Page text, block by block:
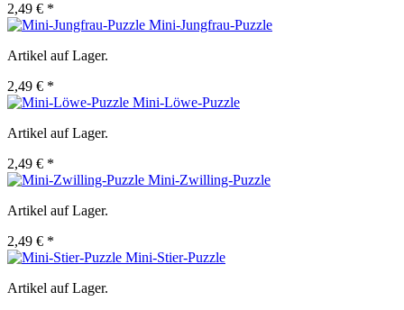
2,49 € *
Mini-Jungfrau-Puzzle
Artikel auf Lager.
2,49 € *
Mini-Löwe-Puzzle
Artikel auf Lager.
2,49 € *
Mini-Zwilling-Puzzle
Artikel auf Lager.
2,49 € *
Mini-Stier-Puzzle
Artikel auf Lager.